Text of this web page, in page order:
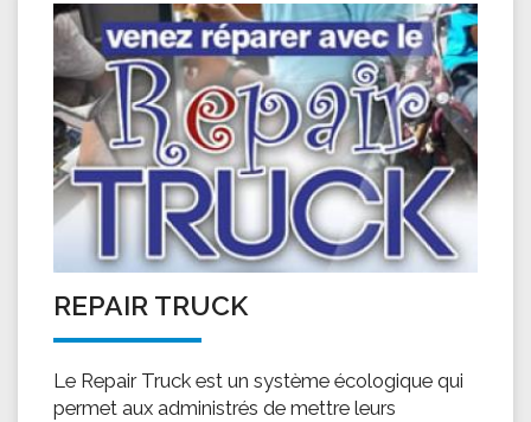
REPAIR TRUCK
Le Repair Truck est un système écologique qui
permet aux administrés de mettre leurs